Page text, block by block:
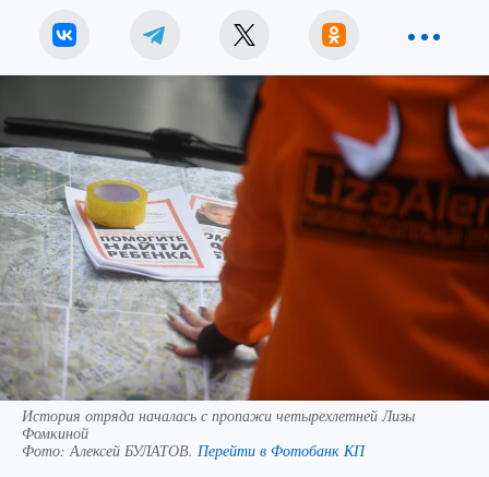
История отряда началась с пропажи четырехлетней Лизы
Фомкиной
Фото: Алексей БУЛАТОВ. Перейти в Фотобанк КП